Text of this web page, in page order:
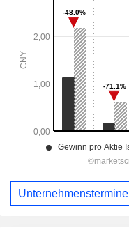
Unternehmenstermine